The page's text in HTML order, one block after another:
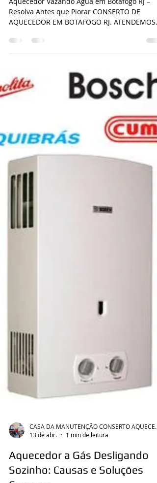
Se o seu aquecedor está
vazando água em Botafogo RJ
Aquecedor Vazando Água em Botafogo RJ –
Resolva Antes que Piorar CONSERTO DE
AQUECEDOR EM BOTAFOGO RJ. ATENDEMOS
PRAIA DE BOTAFOGO 232 BOTAFOGO Se o seu
aquecedor está vazando água em Botafogo RJ,
é importante resolver o problema o quanto
equipamento. Esse tipo de falha pode estar
relacionado ao desgaste de componentes
internos, vedação comprometida ou pressão
irregular no sistema. Em muitos casos, o vaz